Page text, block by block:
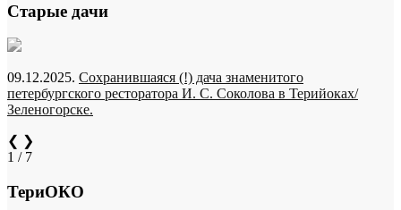
Старые дачи
09.12.2025. Сохранившаяся (!) дача знаменитого
петербургского ресторатора И. С. Соколова в Терийоках/
Зеленогорске.
❮ ❯
1 / 7
ТериОКО